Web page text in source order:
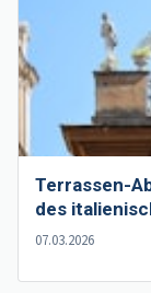
Terrassen-
des
07.03.2026